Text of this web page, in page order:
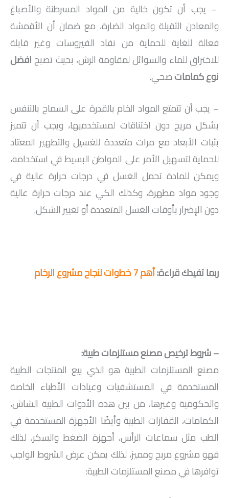
– يجب أن تكون خالية من المواد المسرطنة والأصباغ
والمعادن الثقيلة والمواد الضارة، مع ضمان أن الأقمشة
فعالة للغاية للحماية من نفاد الفيروسات وغير قابلة
للاختراق للماء والسوائل لمقاومة الرش، بحيث تصبحافضل
نوع كماماتصحي.
– يجب أن تتمتع المواد الخام بالقدرة على السماح بالتنفس
بشكل مريح دون اختناقات لمستخدميها، ويجب أن تتميز
بثبات الأبعاد مع مرات متعددة للغسيل والتطهير المعتاد
للحماية لتسهيل الأمر على المواطن البسيط في استخدامه،
ويمكن للمادة تحمل الغسل في درجات حرارة عالية في
وجود مواد مطهرة، وكذلك الكي عند درجات حرارة عالية
دون الإضرار بأوقات الغسل المتعددة أو تغيير الشكل.
ربما تفيدك قراءة:أهم 7 خطوات لنجاح مشروع الرخام
– شروط ترخيص مصنع مستلزمات طبية:
مصنع المستلزمات الطبية هو الذي بيع المنتجات الطبية
المستخدمة في المستشفيات وعيادات الأطباء الخاصة
والحكومية وغيرها، من بين هذه الأدوات الطبية الشاش،
الكمامات، القفازات الطبية وأيضًا الأجهزة المستخدمة في
الطب مثل سماعات الرأس، أجهزة الضغط والسكر، لذلك
فهو مشروع مربح ومميز، لذلك يمكن عرض الشروط الواجب
توافرها في مصنع المستلزمات الطبية: